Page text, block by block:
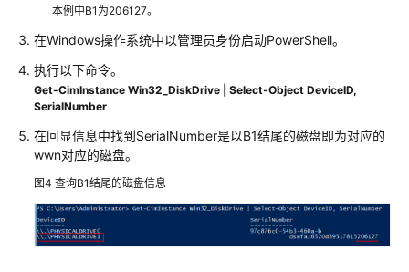
卡
顿
规
格
变
更
作
系
本例中B1为206127。
在Windows操作系统中以管理员身份启动PowerShell。
执行以下命令。
Get-CimInstance Win32_DiskDrive | Select-Object DeviceID,
SerialNumber
在回显信息中找到SerialNumber是以B1结尾的磁盘即为对应的
wwn对应的磁盘。
图4 查询B1结尾的磁盘信息